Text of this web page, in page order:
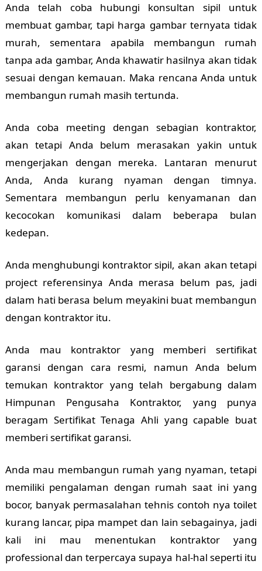
Anda telah coba hubungi konsultan sipil untuk
membuat gambar, tapi harga gambar ternyata tidak
murah, sementara apabila membangun rumah
tanpa ada gambar, Anda khawatir hasilnya akan tidak
sesuai dengan kemauan. Maka rencana Anda untuk
membangun rumah masih tertunda.
Anda coba meeting dengan sebagian kontraktor,
akan tetapi Anda belum merasakan yakin untuk
mengerjakan dengan mereka. Lantaran menurut
Anda, Anda kurang nyaman dengan timnya.
Sementara membangun perlu kenyamanan dan
kecocokan komunikasi dalam beberapa bulan
kedepan.
Anda menghubungi kontraktor sipil, akan akan tetapi
project referensinya Anda merasa belum pas, jadi
dalam hati berasa belum meyakini buat membangun
dengan kontraktor itu.
Anda mau kontraktor yang memberi sertifikat
garansi dengan cara resmi, namun Anda belum
temukan kontraktor yang telah bergabung dalam
Himpunan Pengusaha Kontraktor, yang punya
beragam Sertifikat Tenaga Ahli yang capable buat
memberi sertifikat garansi.
Anda mau membangun rumah yang nyaman, tetapi
memiliki pengalaman dengan rumah saat ini yang
bocor, banyak permasalahan tehnis contoh nya toilet
kurang lancar, pipa mampet dan lain sebagainya, jadi
kali ini mau menentukan kontraktor yang
professional dan terpercaya supaya hal-hal seperti itu